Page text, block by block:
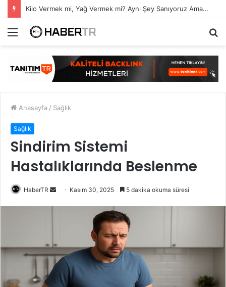
7 Ağustos Haftasında Vizyona Girecek Filmler
Menü
Anasayfa / Sağlık
Sağlık
Sindirim Sistemi
Hastalıklarında Beslenme
HaberTR
Bir
Kasım 30, 2025 5 dakika okuma süresi